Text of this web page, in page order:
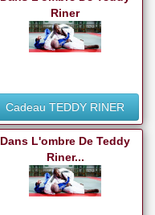
Riner
Cadeau TEDDY RINER
Dans L'ombre De Teddy
Riner...